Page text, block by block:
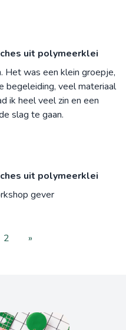
uit polymeerklei
Het was een klein groepje,
begeleiding, veel materiaal
ik heel veel zin en een
slag te gaan.
uit polymeerklei
gever
2 »